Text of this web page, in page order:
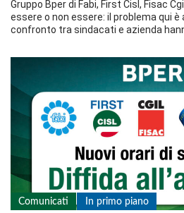
Gruppo Bper di Fabi, First Cisl, Fisac
essere o non essere: il problema qui
confronto tra sindacati e azienda
Comunicati In primo piano